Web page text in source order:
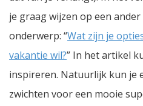
je graag wijzen op een
onderwerp: “Wat zijn je
vakantie wil?” In het artikel
inspireren. Natuurlijk kun je
zwichten voor een mooie